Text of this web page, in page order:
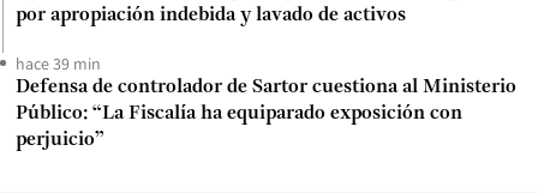
por apropiación indebida y lavado de activos
hace 39 min
Defensa de controlador de Sartor cuestiona al Ministerio
Público: “La Fiscalía ha equiparado exposición con
perjuicio”